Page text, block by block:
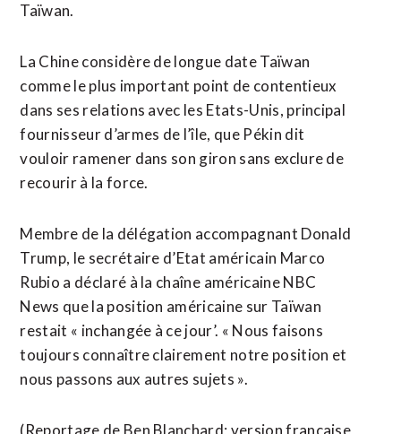
Taïwan.
La ​Chine considère de longue date Taïwan
comme le plus important point de contentieux ​
dans ses relations avec les Etats-Unis, principal
fournisseur d’armes de l’île, que Pékin dit
vouloir ramener dans son giron sans exclure de
recourir à la force.
Membre de la délégation accompagnant Donald
Trump, le secrétaire d’Etat américain Marco
Rubio a déclaré à la chaîne ⁠américaine NBC
News que la position américaine sur Taïwan
restait « inchangée à ce jour’. « Nous faisons
toujours connaître clairement notre position et ​
nous passons aux autres sujets ».
(Reportage de Ben ​Blanchard; version française